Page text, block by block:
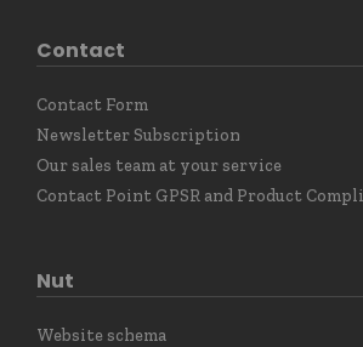
Contact
Contact Form
Newsletter Subscription
Our sales team at your service
Contact Point GPSR and Product
Nut
Website schema